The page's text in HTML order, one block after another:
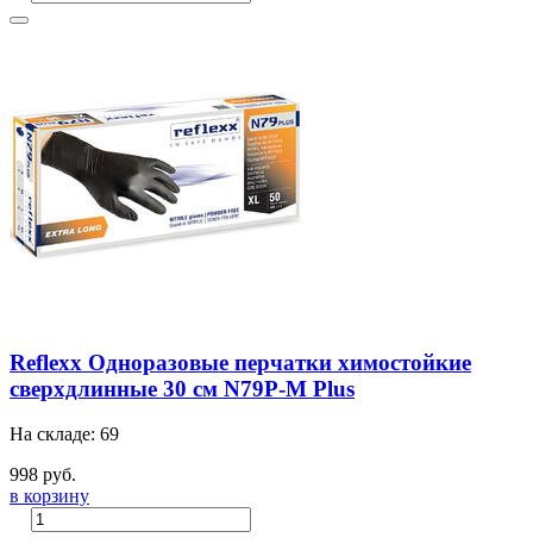
Reflexx Одноразовые перчатки химостойкие
сверхдлинные 30 см N79P-M Plus
На складе: 69
998 руб.
в корзину